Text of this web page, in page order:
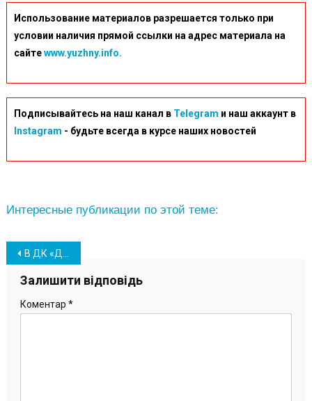
Использование материалов разрешается только при
условии наличия прямой ссылки на адрес материала на
сайтеwww.yuzhny.info.
Подписывайтесь на наш канал в Telegram и наш аккаунт в
Instagram - будьте всегда в курсе наших новостей
Интересные публикации по этой теме:
Навігація
записів
В ДК «Дружба» открыли фотовыставку и оформляют новую фотозону
Залишити відповідь
Коментар *